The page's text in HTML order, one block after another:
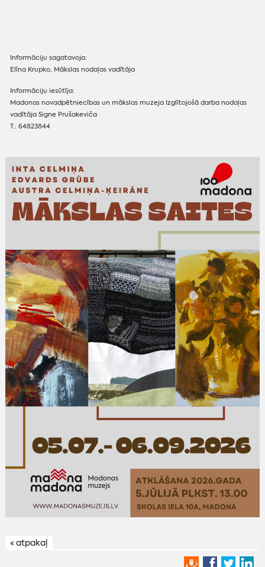
Informāciju sagatavoja:
Elīna Krupko, Mākslas nodaļas vadītāja
Informāciju iesūtīja:
Madonas novadpētniecības un mākslas muzeja Izglītojošā darba nodaļas
vadītāja Signe Prušakeviča
T.: 64823844
« atpakaļ